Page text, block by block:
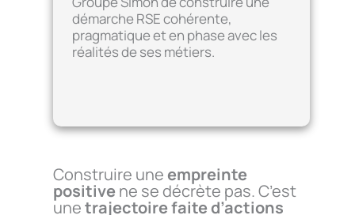
démarche RSE cohérente,
pragmatique et en phase avec les
réalités de ses métiers.
Construire une empreinte
positive ne se décrète pas. C’est
unetrajectoire faite d’actions